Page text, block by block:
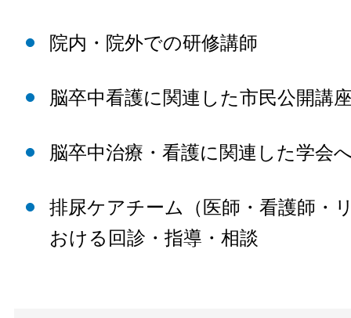
院内・院外での研修講師
脳卒中看護に関連した市民公開講
脳卒中治療・看護に関連した学会
排尿ケアチーム（医師・看護師・
おける回診・指導・相談